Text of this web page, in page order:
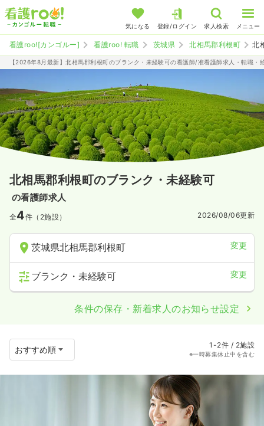
気になる 登録/ログイン 求人検索 メニュー
看護roo![カンゴルー] 看護roo! 転職 茨城県 北相馬郡利根町 北
【2026年8月最新】北相馬郡利根町のブランク・未経験可の看護師/准看護師求人・転職・
北相馬郡利根町のブランク・未経験可
の看護師求人
全4件（2施設） 2026/08/06更新
茨城県北相馬郡利根町 変更
ブランク・未経験可 変更
条件の保存・新着求人のお知らせ設定
1-2件 / 2施設
※一時募集休止中を含む